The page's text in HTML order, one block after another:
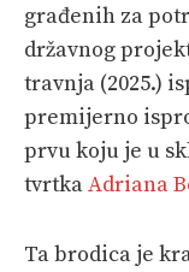
građenih za
državnog
travnja (2025.)
premijerno
prvu koju je u
tvrtkaAdriana
Ta brodica je